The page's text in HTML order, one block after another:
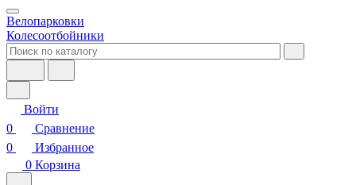
Велопарковки
Колесоотбойники
Войти
0
Сравнение
0
Избранное
0 Корзина